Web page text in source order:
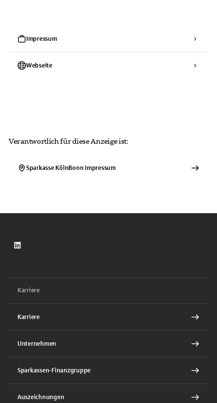
Impressum
Webseite
Verantwortlich für diese Anzeige ist:
Sparkasse KölnBonn Impressum
LinkedIn
Karriere
Karriere
Unternehmen
Sparkassen-Finanzgruppe
Auszeichnungen